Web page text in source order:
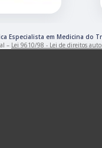
Especialista em Medicina do
– Lei 9610/98 - Lei de direitos